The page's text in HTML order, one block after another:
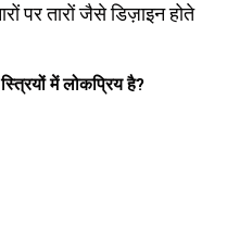
पर तारों जैसे डिज़ाइन होते
में लोकप्रिय है?